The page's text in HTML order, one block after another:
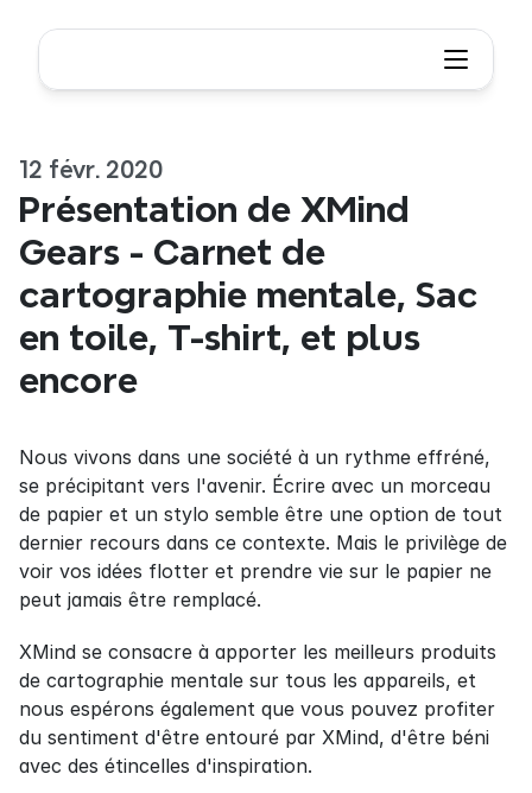
12 févr. 2020
Présentation de XMind
Gears - Carnet de
cartographie mentale, Sac
en toile, T-shirt, et plus
encore
Nous vivons dans une société à un rythme effréné,
se précipitant vers l'avenir. Écrire avec un morceau
de papier et un stylo semble être une option de tout
dernier recours dans ce contexte. Mais le privilège de
voir vos idées flotter et prendre vie sur le papier ne
peut jamais être remplacé.
XMind se consacre à apporter les meilleurs produits
de cartographie mentale sur tous les appareils, et
nous espérons également que vous pouvez profiter
du sentiment d'être entouré par XMind, d'être béni
avec des étincelles d'inspiration.